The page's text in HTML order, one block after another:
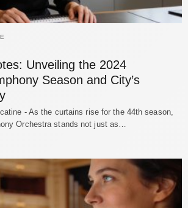
Unveiling the 2024
Season and City’s
- As the curtains rise for the 44th season,
Orchestra stands not just as…